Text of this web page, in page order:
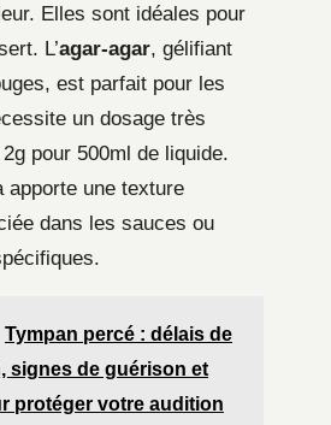
Elles sont idéales pour
L’agar-agar, gélifiant
est parfait pour les
un dosage très
pour 500ml de liquide.
apporte une texture
dans les sauces ou
Tympan percé : délais de
signes de guérison et
protéger votre audition